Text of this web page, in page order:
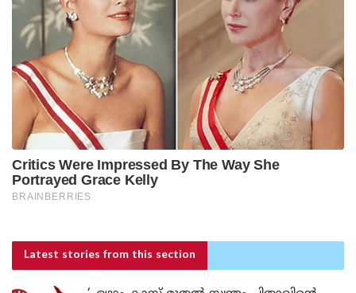
Latest stories from this section